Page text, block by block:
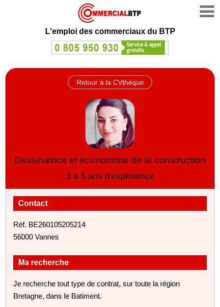
L'emploi des commerciaux du BTP
Retour à la CVthèque
Dessinatrice et économiste de la construction
3 à 5 ans d'expérience
Contact
Réf. BE260105205214
56000 Vannes
Ma recherche
Je recherche tout type de contrat, sur toute la région
Bretagne, dans le Batiment.